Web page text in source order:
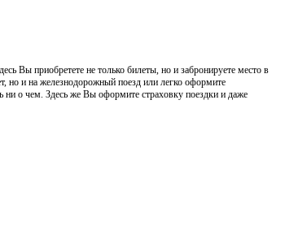
Вы приобретете не только билеты, но и забронируете место в
но и на железнодорожный поезд или легко оформите
ни о чем. Здесь же Вы оформите страховку поездки и даже